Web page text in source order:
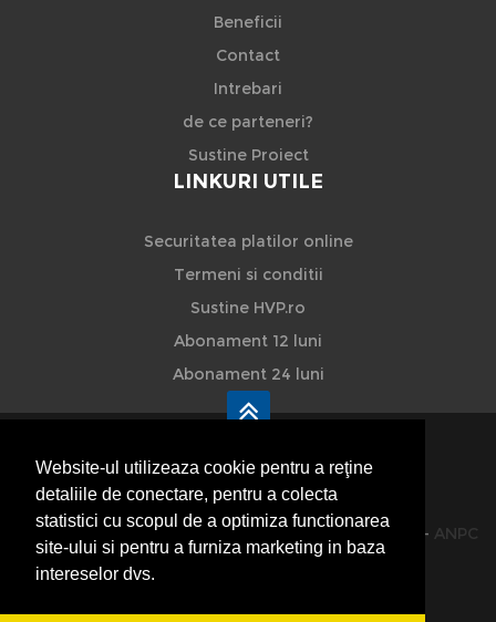
Website-ul utilizeaza cookie pentru a reţine
detaliile de conectare, pentru a colecta
statistici cu scopul de a optimiza functionarea
site-ului si pentru a furniza marketing in baza
intereselor dvs.
Beneficii
Contact
Intrebari
de ce parteneri?
Sustine Proiect
LINKURI UTILE
Securitatea platilor online
Termeni si conditii
Sustine HVP.ro
Abonament 12 luni
Abonament 24 luni
HVP - Hoteluri Vile Pensiuni
© 2014-2026 Powered byVilonMedia&TekaBility - ANPC
SOL